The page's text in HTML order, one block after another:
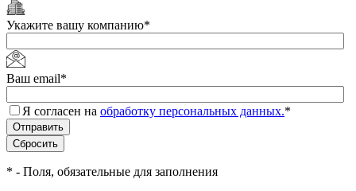
Укажите вашу компанию*
Ваш email*
Я согласен на обработку персональных данных.*
* - Поля, обязательные для заполнения